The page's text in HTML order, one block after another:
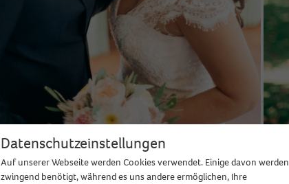
Datenschutzeinstellungen
Auf unserer Webseite werden Cookies verwendet. Einige davon werden
zwingend benötigt, während es uns andere ermöglichen, Ihre